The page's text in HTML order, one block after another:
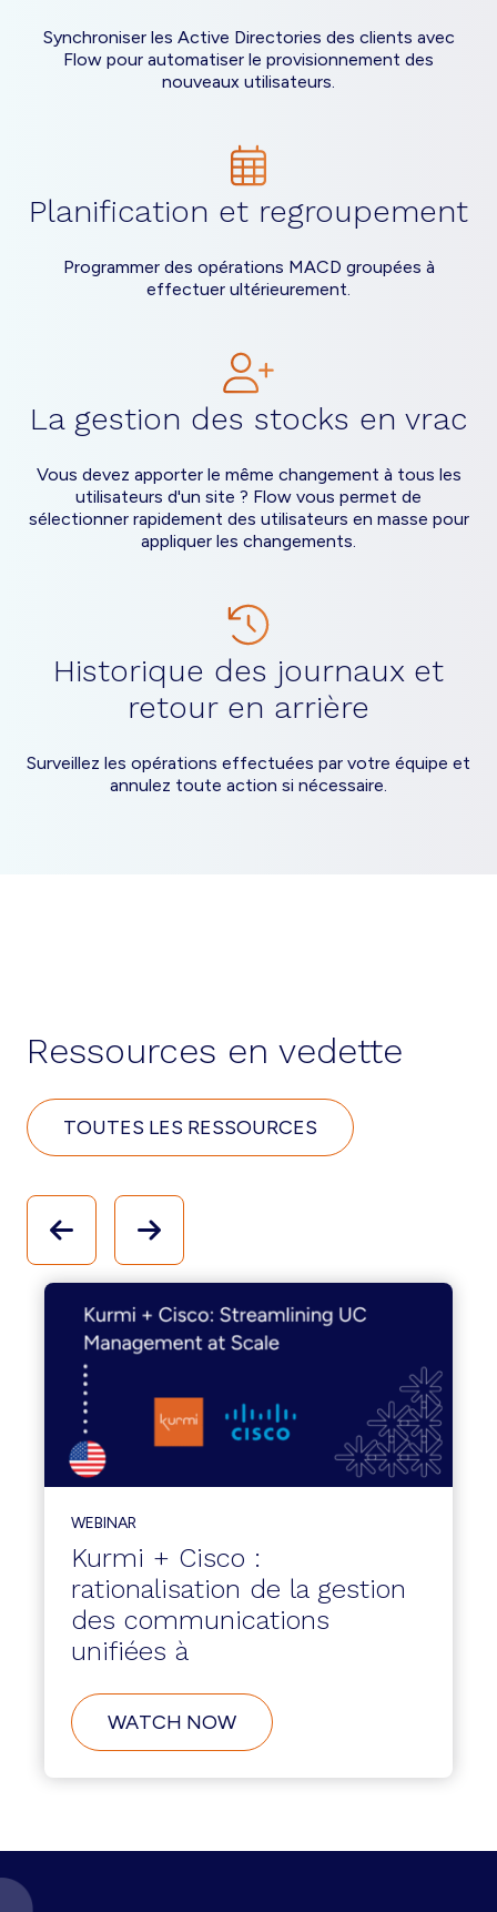
Synchroniser les Active Directories des clients avec
Flow pour automatiser le provisionnement des
nouveaux utilisateurs.
Planification et regroupement
Programmer des opérations MACD groupées à
effectuer ultérieurement.
La gestion des stocks en vrac
Vous devez apporter le même changement à tous les
utilisateurs d'un site ? Flow vous permet de
sélectionner rapidement des utilisateurs en masse pour
appliquer les changements.
Historique des journaux et
retour en arrière
Surveillez les opérations effectuées par votre équipe et
annulez toute action si nécessaire.
Ressources en vedette
TOUTES LES RESSOURCES
WEBINAR
Kurmi + Cisco :
rationalisation de la gestion
des communications
unifiées à
WATCH NOW